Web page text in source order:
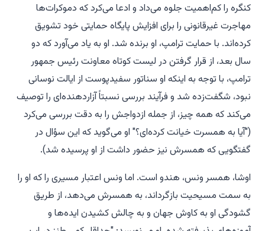
کنگره را کم‌اهمیت جلوه می‌داد و ادعا می‌کرد که دموکرات‌ها
مهاجرت غیرقانونی را برای افزایش پایگاه حمایتی خود تشویق
کرده‌اند. با حمایت ترامپ، او برنده شد. او به یاد می‌آورد که دو
سال بعد، از قرار گرفتن در لیست کوتاه معاونت رئیس جمهور
ترامپ، با توجه به اینکه او سناتور سفیدپوست از ایالت نوسانی
نبود، شگفت‌زده شد و فرآیند بررسی نسبتاً آزاردهنده‌ای را توصیف
می‌کند که همه چیز، از جمله ازدواجش را به دقت بررسی می‌کرد
("آیا به همسرت خیانت کرده‌ای؟" او می‌گوید که این سؤال در
گفتگویی که همسرش نیز حضور داشت از او پرسیده شد).
اوشا، همسر ونس، هندو است. اما ونس اعتبار مسیری را که او را
به سمت مسیحیت بازگرداند، به همسرش می‌دهد، از طریق
گشودگی او به کاوش جهان و به چالش کشیدن ایده‌ها و